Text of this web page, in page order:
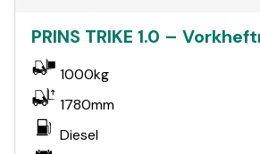
PRINS TRIKE 1.0 –
1000kg
1780mm
Diesel